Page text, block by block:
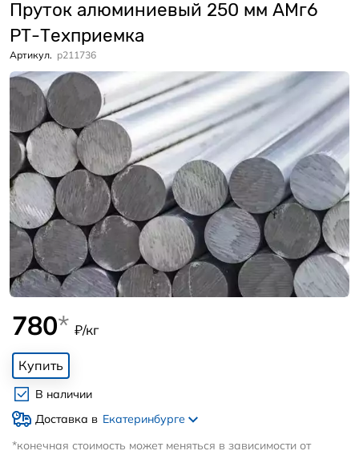
Пруток алюминиевый 250 мм АМг6
РТ-Техприемка
Артикул. p211736
780* ₽/кг
Купить
В наличии
Доставка в Екатеринбурге
*конечная стоимость может меняться в зависимости от